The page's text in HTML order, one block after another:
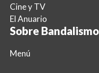
Cine y TV
El Anuario
Sobre Bandalismo
Menú